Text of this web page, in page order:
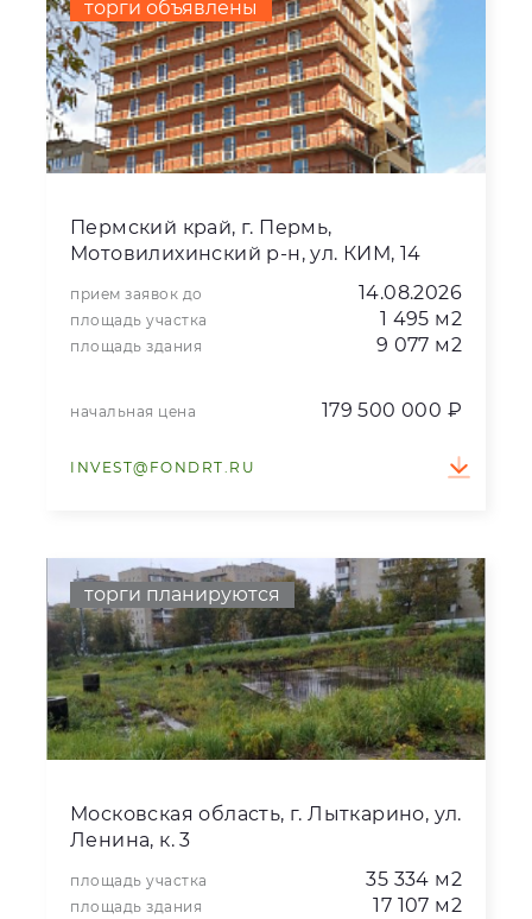
торги объявлены
Пермский край, г. Пермь,
Мотовилихинский р-н, ул. КИМ, 14
прием заявок до 14.08.2026
площадь участка 1 495 м2
площадь здания 9 077 м2
начальная цена 179 500 000 ₽
INVEST@FONDRT.RU
торги планируются
Московская область, г. Лыткарино, ул.
Ленина, к. 3
площадь участка 35 334 м2
площадь здания 17 107 м2